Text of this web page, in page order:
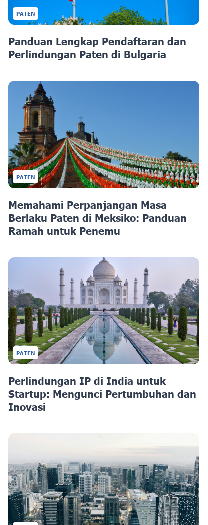
PATEN
Panduan Lengkap Pendaftaran dan
Perlindungan Paten di Bulgaria
PATEN
Memahami Perpanjangan Masa
Berlaku Paten di Meksiko: Panduan
Ramah untuk Penemu
PATEN
Perlindungan IP di India untuk
Startup: Mengunci Pertumbuhan dan
Inovasi